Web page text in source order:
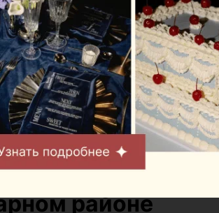
— это не
минский
о
районе